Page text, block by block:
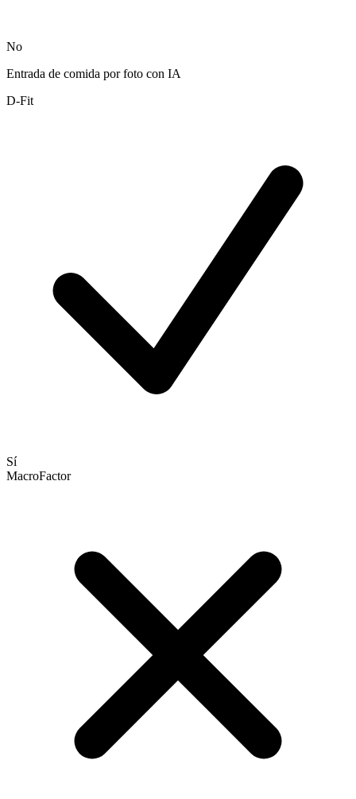
No
Entrada de comida por foto con IA
D-Fit
Sí
MacroFactor